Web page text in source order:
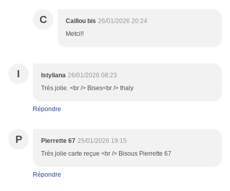
C Caillou bis 26/01/2026 20:24
Metci!!
I Istyliana 26/01/2026 08:23
Très jolie. <br /> Bises<br /> thaly
Répondre
P Pierrette 67 25/01/2026 19:15
Très jolie carte reçue <br /> Bisous Pierrette 67
Répondre